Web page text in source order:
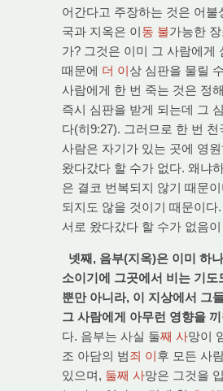
어간다고 주장하는 것은 어불
국과 지옥은 이동 불가능한
가? 그것은 이미 그 사람에게
때문에 더 이상 심판을 물릴
사람에게 한 번 죽는 것은 정
즉시 심판을 받게 되는데 그
다(히9:27). 그러므로 한 번
사람은 자기가 있는 곳에 영
왔다갔다 할 수가 없다. 왜냐
은 결코 번복되지 않기 때문
되지도 않을 것이기 때문이다
서로 왔다갔다 할 수가 없음
넷째, 음부(지옥)은 이미 하
소이기에 그곳에서 비는 기
뿐만 아니라, 이 지상에서 그
그 사람에게 아무런 영향을
다. 음부는 사실 둘째 사망이
조 아담의 범죄 이후 모든 사
있으며, 둘째 사망은 그것을